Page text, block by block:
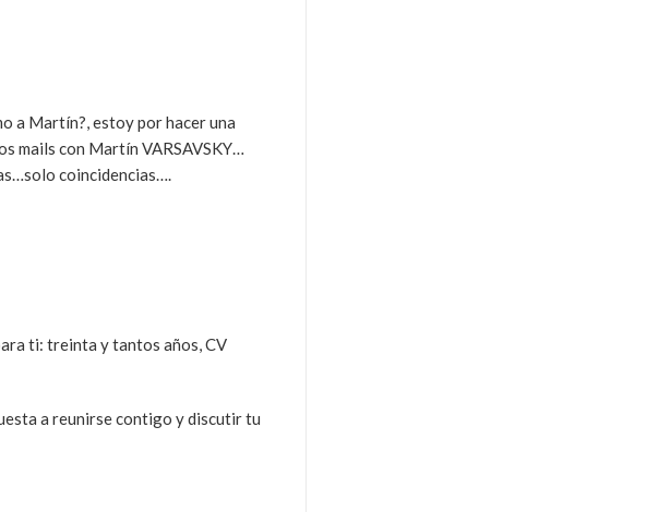
a Martín?, estoy por hacer una
mails con Martín VARSAVSKY…
coincidencias….
ti: treinta y tantos años, CV
a reunirse contigo y discutir tu